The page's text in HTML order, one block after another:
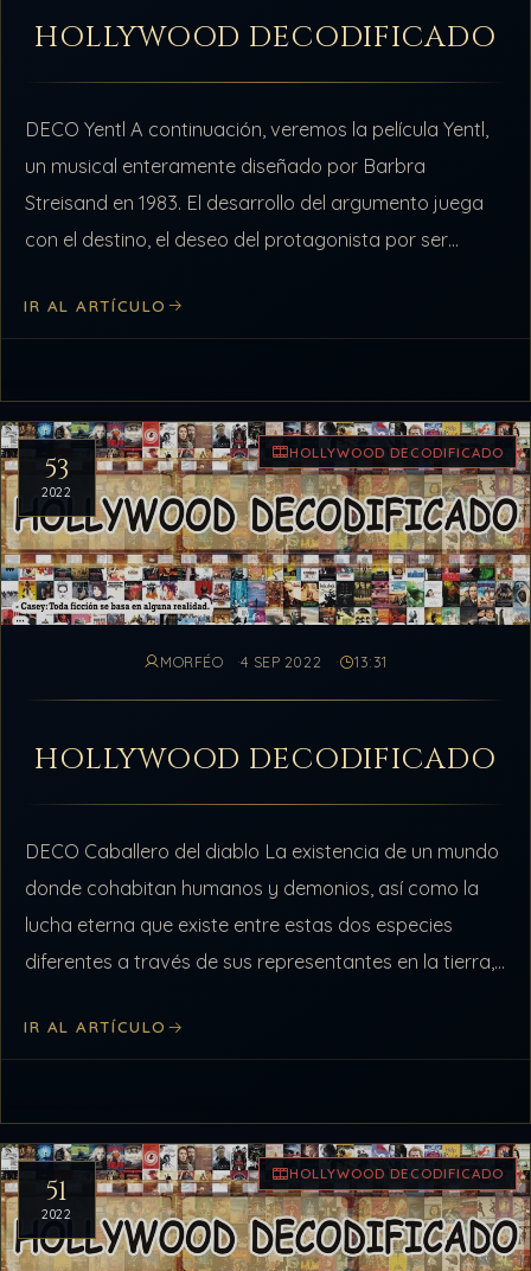
HOLLYWOOD DECODIFICADO
DECO Yentl A continuación, veremos la película Yentl,
un musical enteramente diseñado por Barbra
Streisand en 1983. El desarrollo del argumento juega
con el destino, el deseo del protagonista por ser
IR AL ARTÍCULO
53
2022
HOLLYWOOD DECODIFICADO
MORFÉO 4 SEP 2022 13:31
HOLLYWOOD DECODIFICADO
DECO Caballero del diablo La existencia de un mundo
donde cohabitan humanos y demonios, así como la
lucha eterna que existe entre estas dos especies
diferentes a través de sus representantes en la tierra,
IR AL ARTÍCULO
51
2022
HOLLYWOOD DECODIFICADO